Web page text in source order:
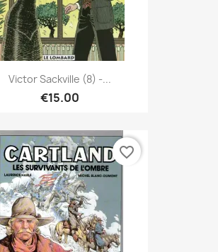
Victor Sackville (8) -...
€15.00
favorite_border